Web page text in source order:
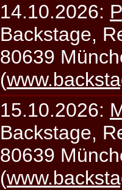
14.10.2026:
Backstage,
80639
(
15.10.2026:
Backstage,
80639
(